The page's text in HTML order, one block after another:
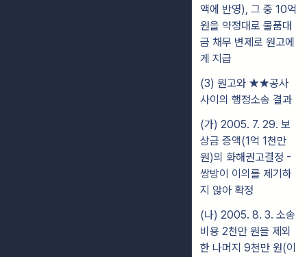
액에 반영), 그 중 10억
원을 약정대로 물품대
금 채무 변제로 원고에
게 지급
(3) 원고와 ★★공사
사이의 행정소송 결과
(가) 2005. 7. 29. 보
상금 증액(1억 1천만
원)의 화해권고결정 -
쌍방이 이의를 제기하
지 않아 확정
(나) 2005. 8. 3. 소송
비용 2천만 원을 제외
한 나머지 9천만 원(이